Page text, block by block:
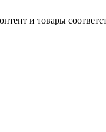
и товары